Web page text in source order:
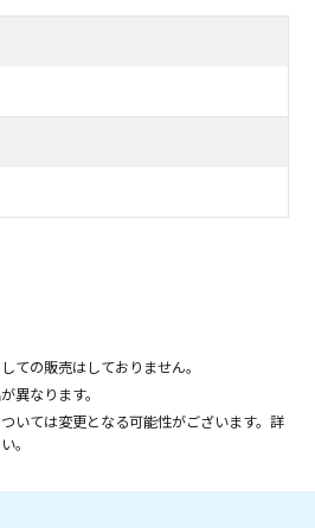
ての販売はしておりません。
異なります。
いては変更となる可能性がございます。詳
。